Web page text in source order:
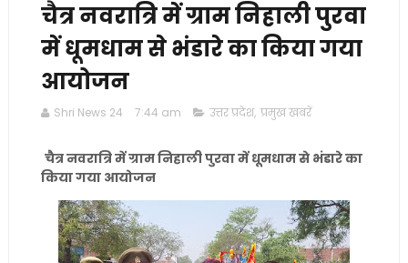
चैत्र नवरात्रि में ग्राम निहाली पुरवा
में धूमधाम से भंडारे का किया गया
आयोजन
Shri News 24 7:44 am उत्तर प्रदेश, प्रमुख खबरें
चैत्र नवरात्रि में ग्राम निहाली पुरवा में धूमधाम से भंडारे का
किया गया आयोजन